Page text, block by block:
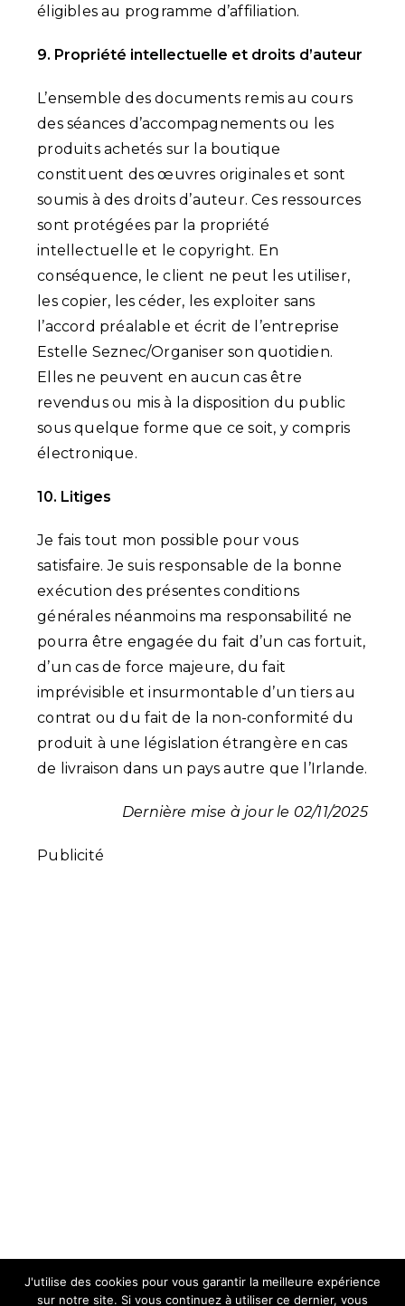
éligibles au programme d’affiliation.
9. Propriété intellectuelle et droits d’auteur
L’ensemble des documents remis au cours
des séances d’accompagnements ou les
produits achetés sur la boutique
constituent des œuvres originales et sont
soumis à des droits d’auteur. Ces ressources
sont protégées par la propriété
intellectuelle et le copyright. En
conséquence, le client ne peut les utiliser,
les copier, les céder, les exploiter sans
l’accord préalable et écrit de l’entreprise
Estelle Seznec/Organiser son quotidien.
Elles ne peuvent en aucun cas être
revendus ou mis à la disposition du public
sous quelque forme que ce soit, y compris
électronique.
10. Litiges
Je fais tout mon possible pour vous
satisfaire. Je suis responsable de la bonne
exécution des présentes conditions
générales néanmoins ma responsabilité ne
pourra être engagée du fait d’un cas fortuit,
d’un cas de force majeure, du fait
imprévisible et insurmontable d’un tiers au
contrat ou du fait de la non-conformité du
produit à une législation étrangère en cas
de livraison dans un pays autre que l’Irlande.
Dernière mise à jour le 02/11/2025
Publicité
J'utilise des cookies pour vous garantir la meilleure expérience
sur notre site. Si vous continuez à utiliser ce dernier, vous